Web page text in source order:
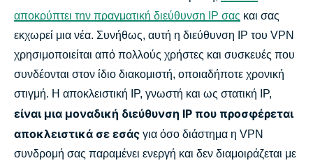
Πώς να αποκτήσετε μια αποκλειστική διεύθυνση IP
από το ExpressVPN
Συμβατότητα για συσκευές και πλατφόρμες
αποκρύπτει την πραγματική διεύθυνση IP σας και σας
εκχωρεί μια νέα. Συνήθως, αυτή η διεύθυνση IP του VPN
χρησιμοποιείται από πολλούς χρήστες και συσκευές που
συνδέονται στον ίδιο διακομιστή, οποιαδήποτε χρονική
στιγμή. Η αποκλειστική IP, γνωστή και ως στατική IP,
είναι μια μοναδική διεύθυνση IP που προσφέρεται
αποκλειστικά σε εσάς για όσο διάστημα η VPN
συνδρομή σας παραμένει ενεργή και δεν διαμοιράζεται με